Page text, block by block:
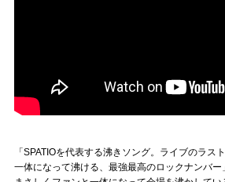
「SPATIOを代表する沸きソング。ライブのラス
一体になって沸ける、最強最高のロックナンバー